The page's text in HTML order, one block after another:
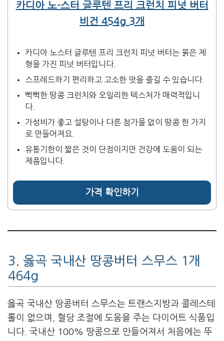
카디아 노-스터 글루텐 프리 크런치 피넛 버터
비건 454g 3개
카디아 노스터 글루텐 프리 크런치 피넛 버터는 묽은 제
형을 가진 피넛 버터입니다.
스프레드하기 편리하고 고소한 맛을 즐길 수 있습니다.
뻑뻑한 땅콩 크런치와 오일리한 텍스처가 매력적입니
다.
가성비가 좋고 설탕이나 다른 첨가물 없이 땅콩 한 가지
로 만들어져요.
유통기한이 짧은 것이 단점이지만 건강에 도움이 되는
제품입니다.
가격 확인하기
3. 옳곡 국내산 땅콩버터 스무스 1개
464g
옳곡 국내산 땅콩버터 스무스는 트랜스지방과 콜레스테
롤이 없으며, 혈당 조절에 도움을 주는 다이어트 식품입
니다. 국내산 100% 땅콩으로 만들어져서 처음에는 뚜